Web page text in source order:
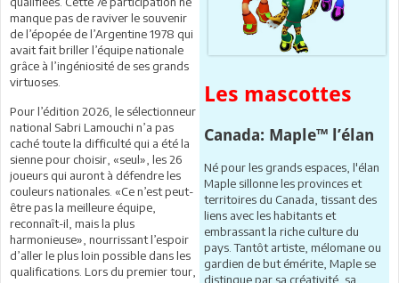
Les mascottes
Canada: Maple™ l’élan
Né pour les grands espaces, l'élan
Maple sillonne les provinces et
territoires du Canada, tissant des
liens avec les habitants et
embrassant la riche culture du
pays. Tantôt artiste, mélomane ou
gardien de but émérite, Maple se
distingue par sa créativité, sa
manque pas de raviver le souvenir
de l’épopée de l’Argentine 1978 qui
avait fait briller l’équipe nationale
grâce à l’ingéniosité de ses grands
virtuoses.
Pour l’édition 2026, le sélectionneur
national Sabri Lamouchi n’a pas
caché toute la difficulté qui a été la
sienne pour choisir, «seul», les 26
joueurs qui auront à défendre les
couleurs nationales. «Ce n’est peut-
être pas la meilleure équipe,
reconnaît-il, mais la plus
harmonieuse», nourrissant l’espoir
d’aller le plus loin possible dans les
qualifications. Lors du premier tour,